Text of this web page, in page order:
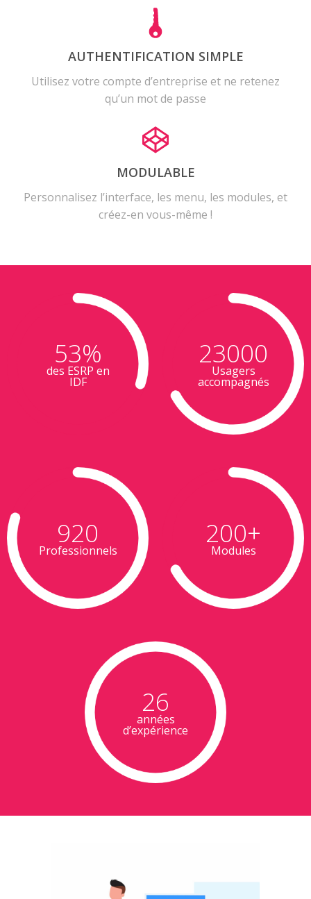
AUTHENTIFICATION SIMPLE
Utilisez votre compte d’entreprise et ne retenez
qu’un mot de passe
MODULABLE
Personnalisez l’interface, les menu, les modules, et
créez-en vous-même !
53%
des ESRP en
IDF
23000
Usagers
accompagnés
920
Professionnels
200+
Modules
26
années
d’expérience